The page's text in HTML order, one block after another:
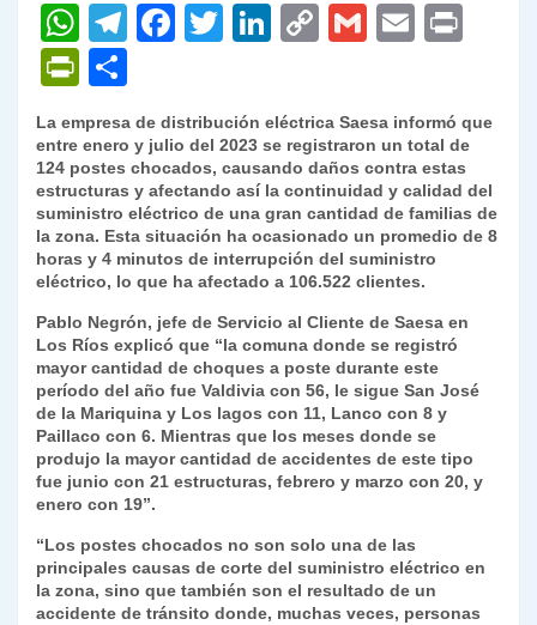
W
h
at
s
A
p
p
T
gr
a
m
F
e
b
o
o
k
T
er
Li
e
dI
n
C
y
Li
n
k
G
l
E
l
P
nt
Fr
ie
n
dl
y
o
m
p
ar
tir
La empresa de distribución eléctrica Saesa informó que
entre enero y julio del 2023 se registraron un total de
124 postes chocados, causando daños contra estas
estructuras y afectando así la continuidad y calidad del
suministro eléctrico de una gran cantidad de familias de
la zona. Esta situación ha ocasionado un promedio de 8
horas y 4 minutos de interrupción del suministro
eléctrico, lo que ha afectado a 106.522 clientes.
Pablo Negrón, jefe de Servicio al Cliente de Saesa en
Los Ríos explicó que “la comuna donde se registró
mayor cantidad de choques a poste durante este
período del año fue Valdivia con 56, le sigue San José
de la Mariquina y Los lagos con 11, Lanco con 8 y
Paillaco con 6. Mientras que los meses donde se
produjo la mayor cantidad de accidentes de este tipo
fue junio con 21 estructuras, febrero y marzo con 20, y
enero con 19”.
“Los postes chocados no son solo una de las
principales causas de corte del suministro eléctrico en
la zona, sino que también son el resultado de un
accidente de tránsito donde, muchas veces, personas